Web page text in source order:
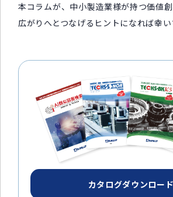
本コラムが、中小製造業様が持つ価値
広がりへとつなげるヒントになれば幸い
カタログダウンロード